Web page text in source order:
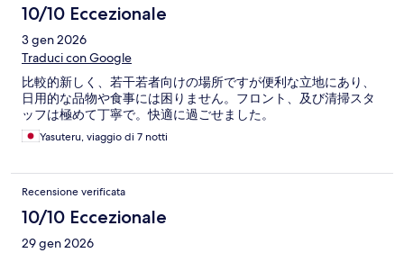
10/10 Eccezionale
3 gen 2026
Traduci con Google
比較的新しく、若干若者向けの場所ですが便利な立地にあり、
日用的な品物や食事には困りません。フロント、及び清掃スタ
ッフは極めて丁寧で。快適に過ごせました。
Yasuteru, viaggio di 7 notti
Recensione verificata
10/10 Eccezionale
29 gen 2026